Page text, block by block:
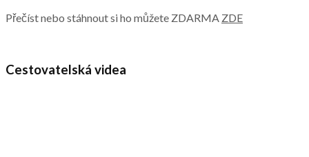
Přečíst nebo stáhnout si ho můžete ZDARMA ZDE
Cestovatelská videa